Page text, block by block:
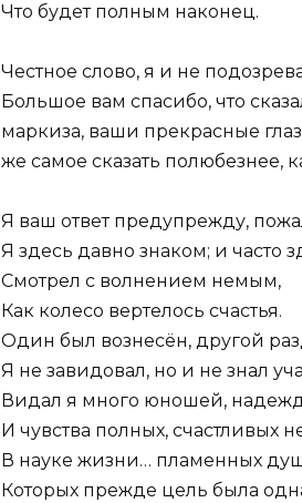
Что будет полным наконец.
Честное слово, я и не
Большое вам спасибо, что
маркиза, ваши прекрасные
же самое сказать полюбезнее,
Я ваш ответ предупрежду,
Я здесь давно знаком; и часто
Смотрел с волнением немым,
Как колесо вертелось счастья.
Один был вознесён, другой
Я не завидовал, но и не знал
Видал я много юношей,
И чувства полных, счастливых
В науке жизни… пламенных
Которых прежде цель была